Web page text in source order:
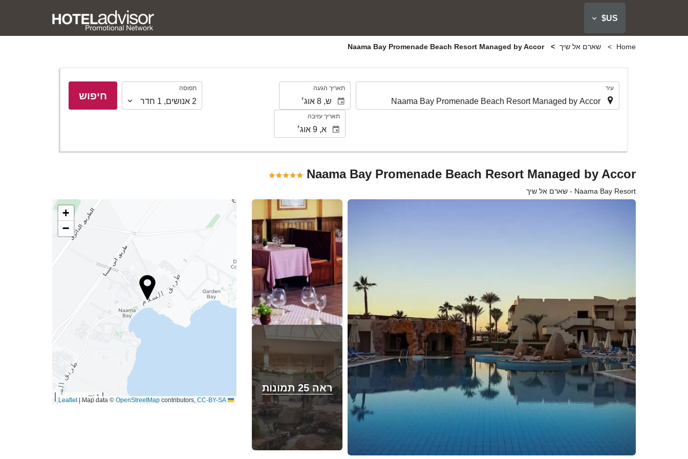
US$
Home שארם אל שיך Naama Bay Promenade Beach Resort Managed by Accor
עיר תאריך הגעה
תאריך עזיבה
תפוסה
תפוסה
2 אנושים,
1 חדר חיפוש
Naama Bay Promenade Beach Resort Managed by Accor
Naama Bay Resort - שארם אל שיך
ראה 25 תמונות
+
−
1 mi
|Map data © OpenStreetMap contributors, CC-BY-SA